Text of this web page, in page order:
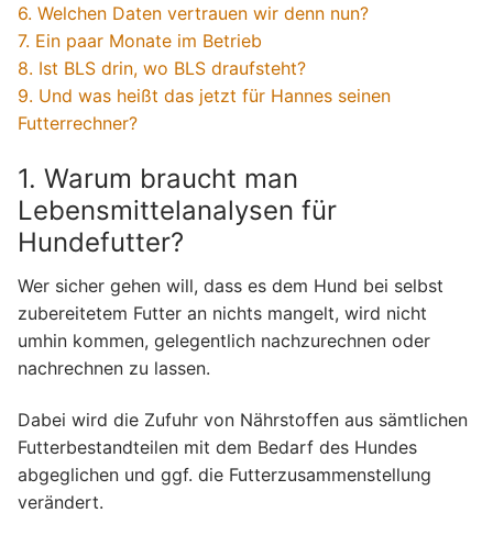
6. Welchen Daten vertrauen wir denn nun?
7. Ein paar Monate im Betrieb
8. Ist BLS drin, wo BLS draufsteht?
9. Und was heißt das jetzt für Hannes seinen
Futterrechner?
1. Warum braucht man
Lebensmittelanalysen für
Hundefutter?
Wer sicher gehen will, dass es dem Hund bei selbst
zubereitetem Futter an nichts mangelt, wird nicht
umhin kommen, gelegentlich nachzurechnen oder
nachrechnen zu lassen.
Dabei wird die Zufuhr von Nährstoffen aus sämtlichen
Futterbestandteilen mit dem Bedarf des Hundes
abgeglichen und ggf. die Futterzusammenstellung
verändert.